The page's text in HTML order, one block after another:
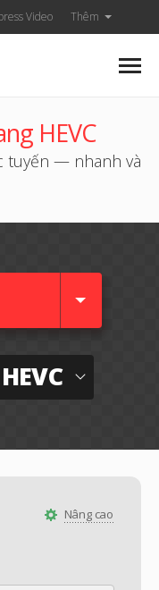
Video Thêm
HEVC
tuyến — nhanh và
HEVC
Nâng cao